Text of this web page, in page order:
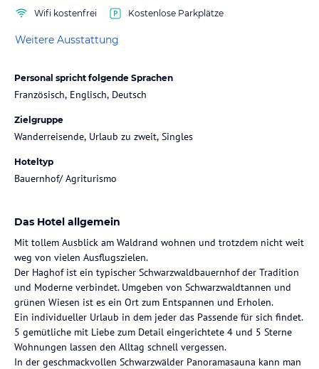
Wifi kostenfrei Kostenlose Parkplätze
Weitere Ausstattung
Personal spricht folgende Sprachen
Französisch, Englisch, Deutsch
Zielgruppe
Wanderreisende, Urlaub zu zweit, Singles
Hoteltyp
Bauernhof/ Agriturismo
Das Hotel allgemein
Mit tollem Ausblick am Waldrand wohnen und trotzdem nicht weit
weg von vielen Ausflugszielen.
Der Haghof ist ein typischer Schwarzwaldbauernhof der Tradition
und Moderne verbindet. Umgeben von Schwarzwaldtannen und
grünen Wiesen ist es ein Ort zum Entspannen und Erholen.
Ein individueller Urlaub in dem jeder das Passende für sich findet.
5 gemütliche mit Liebe zum Detail eingerichtete 4 und 5 Sterne
Wohnungen lassen den Alltag schnell vergessen.
In der geschmackvollen Schwarzwälder Panoramasauna kann man